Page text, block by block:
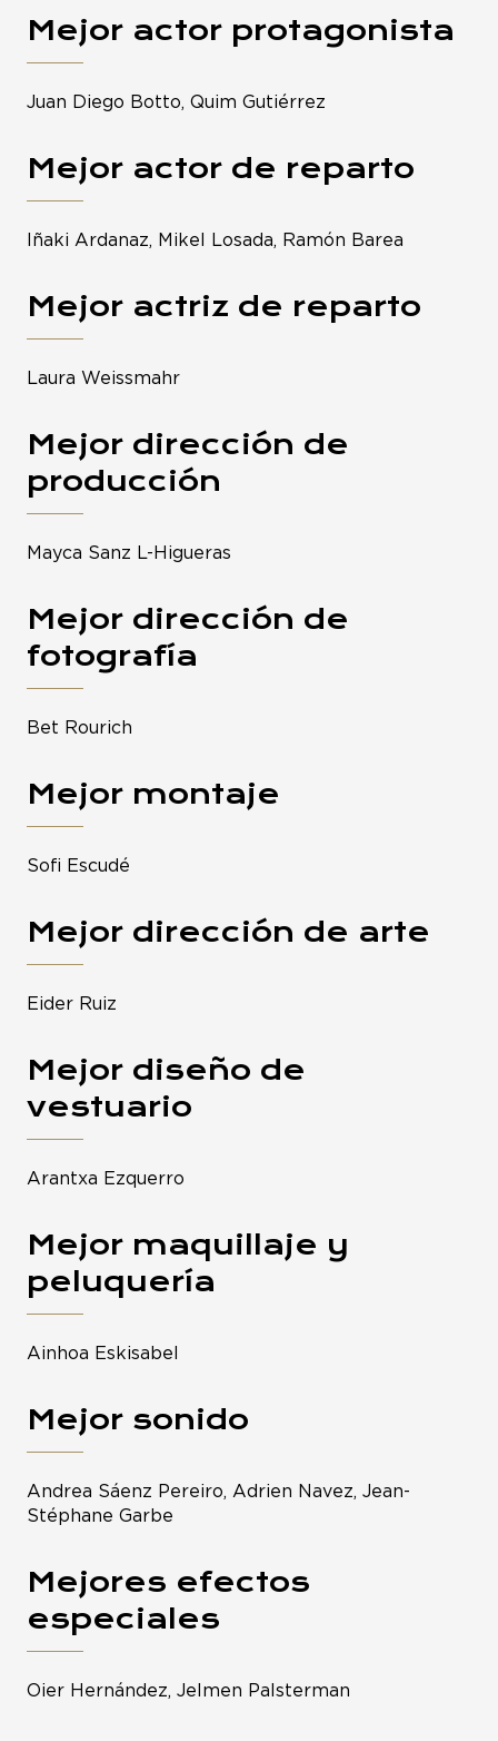
Mejor actor protagonista
Juan Diego Botto, Quim Gutiérrez
Mejor actor de reparto
Iñaki Ardanaz, Mikel Losada, Ramón Barea
Mejor actriz de reparto
Laura Weissmahr
Mejor dirección de
producción
Mayca Sanz L-Higueras
Mejor dirección de
fotografía
Bet Rourich
Mejor montaje
Sofi Escudé
Mejor dirección de arte
Eider Ruiz
Mejor diseño de
vestuario
Arantxa Ezquerro
Mejor maquillaje y
peluquería
Ainhoa Eskisabel
Mejor sonido
Andrea Sáenz Pereiro, Adrien Navez, Jean-
Stéphane Garbe
Mejores efectos
especiales
Oier Hernández, Jelmen Palsterman